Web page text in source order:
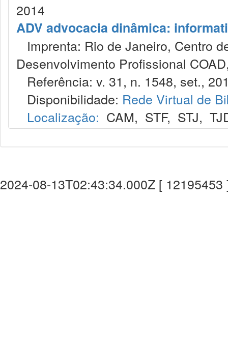
2014
ADV advocacia dinâmica:
Imprenta: Rio de Janeiro, Centro
Desenvolvimento Profissional
Referência: v. 31, n. 1548, set.,
Disponibilidade: Rede Virtual de
Localização: CAM, STF, STJ,
2024-08-13T02:43:34.000Z [ 12195453